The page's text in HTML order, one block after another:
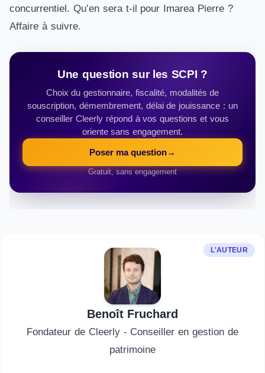
concurrentiel. Qu’en sera t-il pour Imarea Pierre ?
Affaire à suivre.
Une question sur les SCPI ?
Choix du gestionnaire, fiscalité, modalités de
souscription, démembrement, délai de jouissance : un
conseiller Cleerly répond à vos questions et vous
oriente sans engagement.
Poser ma question→
Gratuit, sans engagement
L'AUTEUR
Benoît Fruchard
Fondateur de Cleerly - Conseiller en gestion de
patrimoine